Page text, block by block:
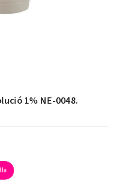
1% NE-0048.